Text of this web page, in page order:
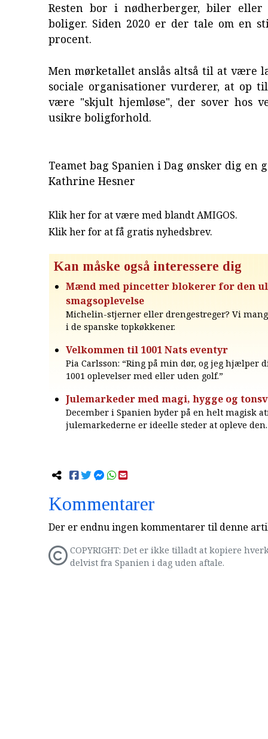
Resten bor i nødherberger, biler eller
boliger. Siden 2020 er der tale om en
procent.
Men mørketallet anslås altså til at være
sociale organisationer vurderer, at op til
være "skjult hjemløse", der sover hos
usikre boligforhold.
Teamet bag Spanien i Dag ønsker dig en
Kathrine Hesner
Klik her for at være med blandt AMIGOS.
Klik her for at få gratis nyhedsbrev.
Kan måske også interessere dig
Mænd med pincetter blokerer for den
smagsoplevelse
Michelin-stjerner eller drengestreger? Vi
i de spanske topkøkkener.
Velkommen til 1001 Nats eventyr
Pia Carlsson: “Ring på min dør, og jeg hjælper
1001 oplevelser med eller uden golf.”
Julemarkeder med magi, hygge og
December i Spanien byder på en helt magisk
julemarkederne er ideelle steder at opleve den.
Kommentarer
Der er endnu ingen kommentarer til denne
COPYRIGHT: Det er ikke tilladt at kopiere
delvist fra Spanien i dag uden aftale.